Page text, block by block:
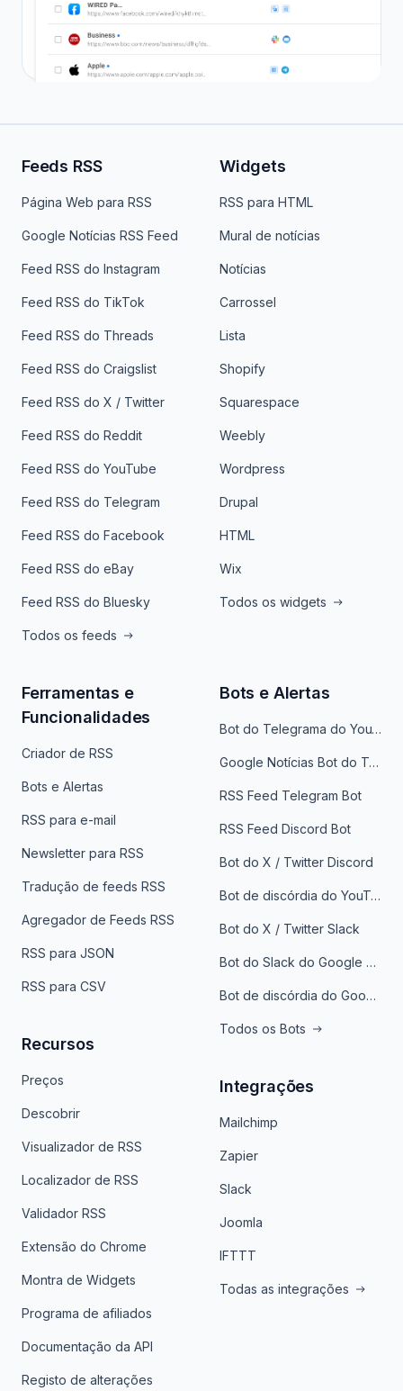
Feeds RSS
Página Web para RSS
Google Notícias RSS Feed
Feed RSS do Instagram
Feed RSS do TikTok
Feed RSS do Threads
Feed RSS do Craigslist
Feed RSS do X / Twitter
Feed RSS do Reddit
Feed RSS do YouTube
Feed RSS do Telegram
Feed RSS do Facebook
Feed RSS do eBay
Feed RSS do Bluesky
Todos os feeds
Widgets
RSS para HTML
Mural de notícias
Notícias
Carrossel
Lista
Shopify
Squarespace
Weebly
Wordpress
Drupal
HTML
Wix
Todos os widgets
Ferramentas e
Funcionalidades
Criador de RSS
Bots e Alertas
RSS para e-mail
Newsletter para RSS
Tradução de feeds RSS
Agregador de Feeds RSS
RSS para JSON
RSS para CSV
Recursos
Preços
Descobrir
Visualizador de RSS
Localizador de RSS
Validador RSS
Extensão do Chrome
Montra de Widgets
Programa de afiliados
Documentação da API
Registo de alterações
Bots e Alertas
Bot do Telegrama do YouTube
Google Notícias Bot do Telegrama
RSS Feed Telegram Bot
RSS Feed Discord Bot
Bot do X / Twitter Discord
Bot de discórdia do YouTube
Bot do X / Twitter Slack
Bot do Slack do Google Notícias
Bot de discórdia do Google News
Todos os Bots
Integrações
Mailchimp
Zapier
Slack
Joomla
IFTTT
Todas as integrações